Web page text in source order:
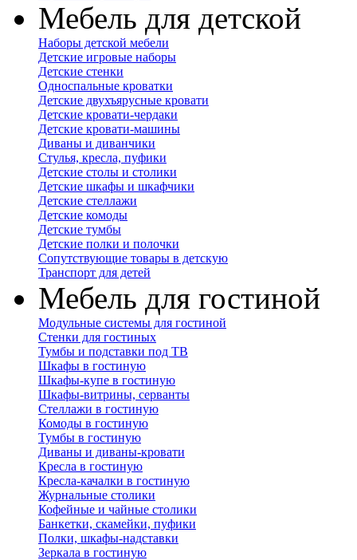
Мебель для детской
Наборы детской мебели
Детские игровые наборы
Детские стенки
Односпальные кроватки
Детские двухъярусные кровати
Детские кровати-чердаки
Детские кровати-машины
Диваны и диванчики
Стулья, кресла, пуфики
Детские столы и столики
Детские шкафы и шкафчики
Детские стеллажи
Детские комоды
Детские тумбы
Детские полки и полочки
Сопутствующие товары в детскую
Транспорт для детей
Мебель для гостиной
Модульные системы для гостиной
Стенки для гостиных
Тумбы и подставки под ТВ
Шкафы в гостиную
Шкафы-купе в гостиную
Шкафы-витрины, серванты
Стеллажи в гостиную
Комоды в гостиную
Тумбы в гостиную
Диваны и диваны-кровати
Кресла в гостиную
Кресла-качалки в гостиную
Журнальные столики
Кофейные и чайные столики
Банкетки, скамейки, пуфики
Полки, шкафы-надставки
Зеркала в гостиную